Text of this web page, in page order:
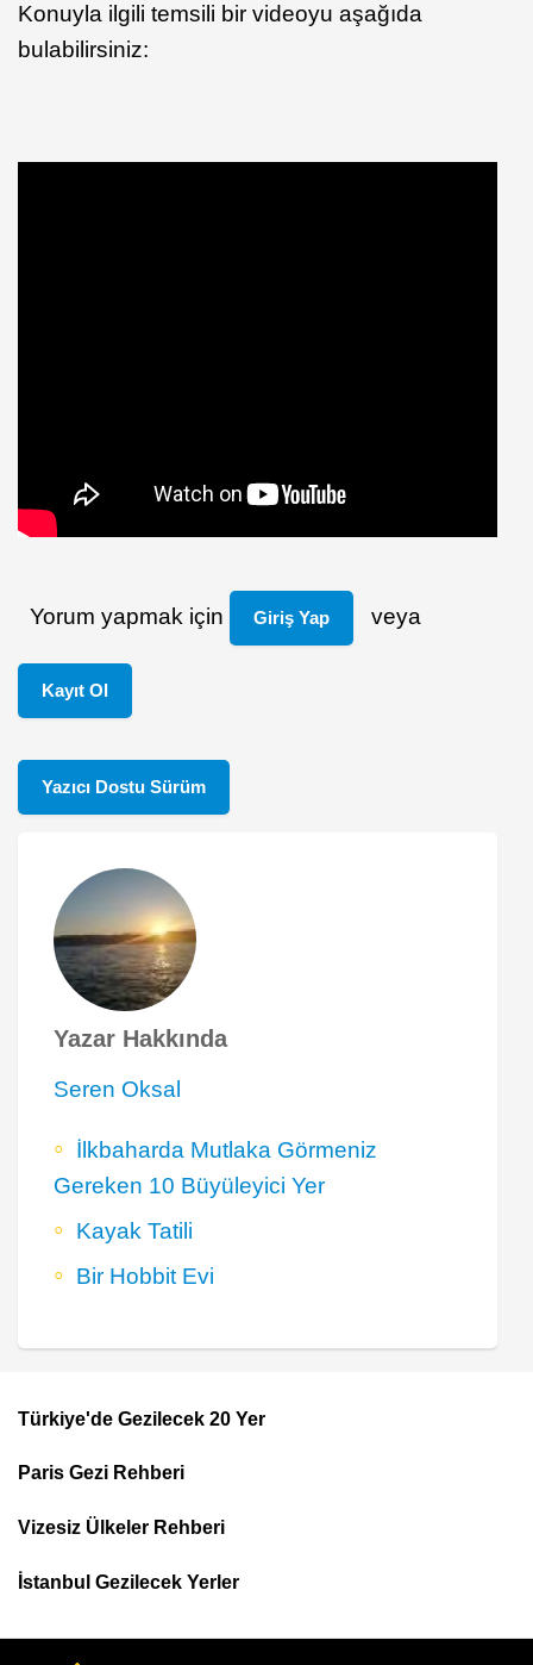
Konuyla ilgili temsili bir videoyu aşağıda
bulabilirsiniz:
Yorum yapmak için Giriş Yap veya
Kayıt Ol
Yazıcı Dostu Sürüm
Yazar Hakkında
Seren Oksal
İlkbaharda Mutlaka Görmeniz
Gereken 10 Büyüleyici Yer
Kayak Tatili
Bir Hobbit Evi
Footer
Top
Menu
Türkiye'de Gezilecek 20 Yer
Paris Gezi Rehberi
Vizesiz Ülkeler Rehberi
İstanbul Gezilecek Yerler